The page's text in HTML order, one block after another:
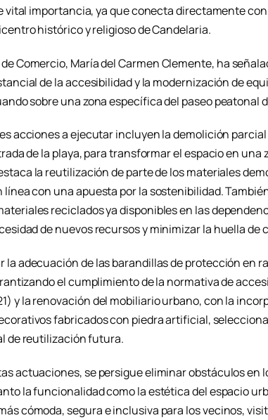
vital importancia, ya que conecta directamente
histórico y religioso de Candelaria.
Comercio, María del Carmen Clemente, ha
de la accesibilidad y la modernización de
sobre una zona específica del paseo peatonal
acciones a ejecutar incluyen la demolición
de la playa, para transformar el espacio en una
la reutilización de parte de los materiales
línea con una apuesta por la sostenibilidad.
reciclados ya disponibles en las
de nuevos recursos y minimizar la huella de
la adecuación de las barandillas de protección en
el cumplimiento de la normativa de
y la renovación del mobiliario urbano, con la
fabricados con piedra artificial,
de reutilización futura.
actuaciones, se persigue eliminar obstáculos en
la funcionalidad como la estética del espacio
cómoda, segura e inclusiva para los vecinos,